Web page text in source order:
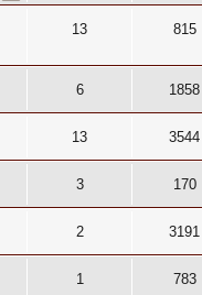
13 815
6 1858
13 3544
3 170
2 3191
1 783